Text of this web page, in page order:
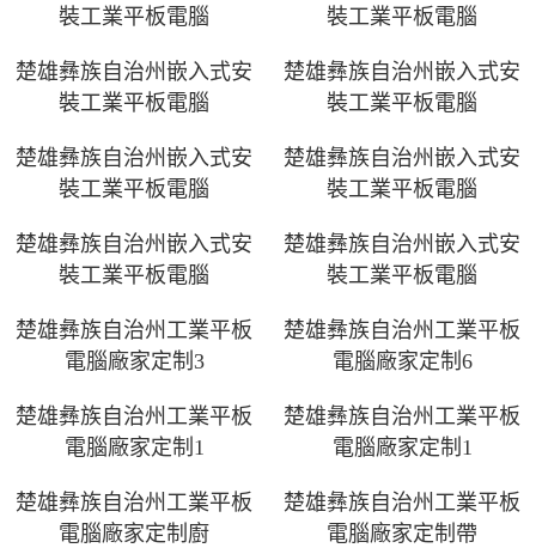
裝工業平板電腦
裝工業平板電腦
楚雄彝族自治州嵌入式安
裝工業平板電腦
楚雄彝族自治州嵌入式安
裝工業平板電腦
楚雄彝族自治州嵌入式安
裝工業平板電腦
楚雄彝族自治州嵌入式安
裝工業平板電腦
楚雄彝族自治州嵌入式安
裝工業平板電腦
楚雄彝族自治州嵌入式安
裝工業平板電腦
楚雄彝族自治州工業平板
電腦廠家定制3
楚雄彝族自治州工業平板
電腦廠家定制6
楚雄彝族自治州工業平板
電腦廠家定制1
楚雄彝族自治州工業平板
電腦廠家定制1
楚雄彝族自治州工業平板
電腦廠家定制廚
楚雄彝族自治州工業平板
電腦廠家定制帶